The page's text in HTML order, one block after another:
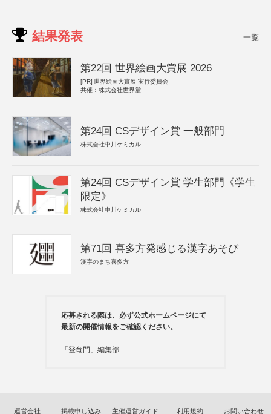
結果発表 一覧
第22回 世界絵画大賞展 2026
[PR] 世界絵画大賞展 実行委員会
共催：株式会社世界堂
第24回 CSデザイン賞 一般部門
株式会社中川ケミカル
第24回 CSデザイン賞 学生部門《学生
限定》
株式会社中川ケミカル
第71回 喜多方発感じる漢字あそび
漢字のまち喜多方
応募される際は、必ず公式ホームページにて
最新の開催情報をご確認ください。
「登竜門」編集部
運営会社 掲載申し込み 主催運営ガイド 利用規約 お問い合わせ